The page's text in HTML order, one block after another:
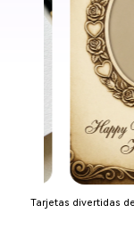
Tarjetas divertidas